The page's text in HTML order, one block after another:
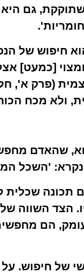
גם היא
חיפוש של
ומצוי
(פרק א',
ולא מכח
שהאדם
נקרא: 'השכל
שכלית
הצד
הם
של חיפוש.